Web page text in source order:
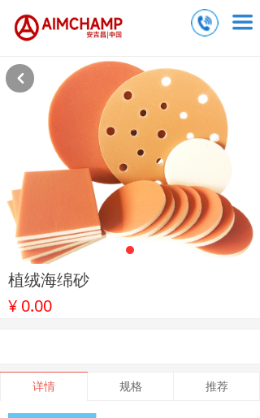
끀
植绒海绵砂
¥ 0.00
详情 规格 推荐
낒